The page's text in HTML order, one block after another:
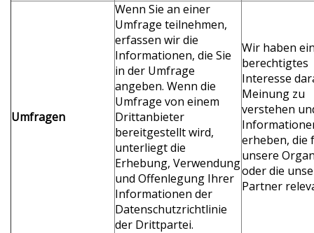
Umfragen
Wenn Sie an einer
Umfrage teilnehmen,
erfassen wir die
Informationen, die Sie
in der Umfrage
angeben. Wenn die
Umfrage von einem
Drittanbieter
bereitgestellt wird,
unterliegt die
Erhebung, Verwendung
und Offenlegung Ihrer
Informationen der
Datenschutzrichtlinie
der Drittpartei.
Wir haben
berechtigtes
Interesse
Meinung zu
verstehen
erheben, die
unsere
oder die
Partner